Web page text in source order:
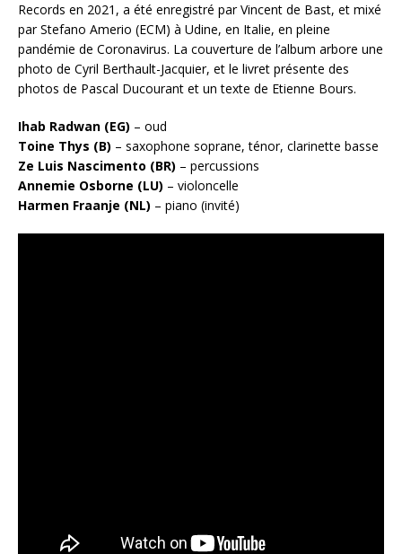
Records en 2021, a été enregistré par Vincent de Bast, et mixé
par Stefano Amerio (ECM) à Udine, en Italie, en pleine
pandémie de Coronavirus. La couverture de l’album arbore une
photo de Cyril Berthault-Jacquier, et le livret présente des
photos de Pascal Ducourant et un texte de Etienne Bours.
Ihab Radwan (EG) – oud
Toine Thys (B) – saxophone soprane, ténor, clarinette basse
Ze Luis Nascimento (BR) – percussions
Annemie Osborne (LU) – violoncelle
Harmen Fraanje (NL) – piano (invité)